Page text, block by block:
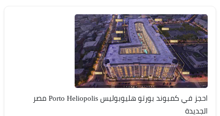
احجز في كمبوند بورتو هليوبوليس Porto Heliopolis مصر
الجديدة